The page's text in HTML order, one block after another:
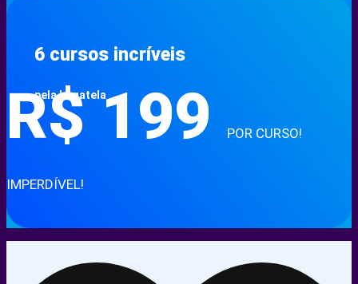
6 cursos incríveis
pela bagatela
R$ 199 POR CURSO!
IMPERDÍVEL!